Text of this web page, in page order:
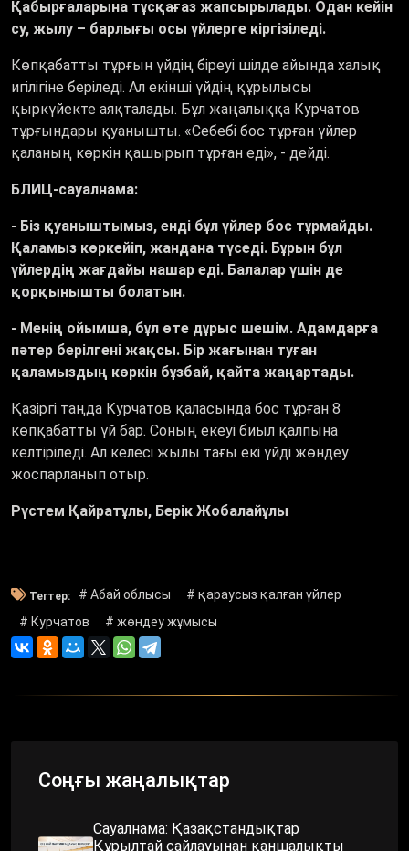
Қабырғаларына тұсқағаз жапсырылады. Одан кейін
су, жылу – барлығы осы үйлерге кіргізіледі.
Көпқабатты тұрғын үйдің біреуі шілде айында халық
игілігіне беріледі. Ал екінші үйдің құрылысы
қыркүйекте аяқталады. Бұл жаңалыққа Курчатов
тұрғындары қуанышты. «Себебі бос тұрған үйлер
қаланың көркін қашырып тұрған еді», - дейді.
БЛИЦ-сауалнама:
- Біз қуаныштымыз, енді бұл үйлер бос тұрмайды.
Қаламыз көркейіп, жандана түседі. Бұрын бұл
үйлердің жағдайы нашар еді. Балалар үшін де
қорқынышты болатын.
- Менің ойымша, бұл өте дұрыс шешім. Адамдарға
пәтер берілгені жақсы. Бір жағынан туған
қаламыздың көркін бұзбай, қайта жаңартады.
Қазіргі таңда Курчатов қаласында бос тұрған 8
көпқабатты үй бар. Соның екеуі биыл қалпына
келтіріледі. Ал келесі жылы тағы екі үйді жөндеу
жоспарланып отыр.
Рүстем Қайратұлы, Берік Жобалайұлы
Тегтер: # Абай облысы
# қараусыз қалған үйлер
# Курчатов
# жөндеу жұмысы
Соңғы жаңалықтар
Сауалнама: Қазақстандықтар
Құрылтай сайлауынан қаншалықты